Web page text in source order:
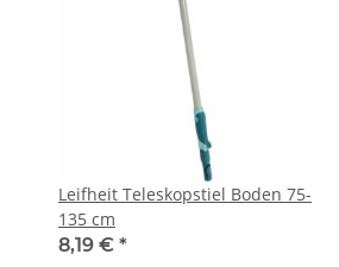
Leifheit Teleskopstiel Boden 75-
135 cm
8,19 € *